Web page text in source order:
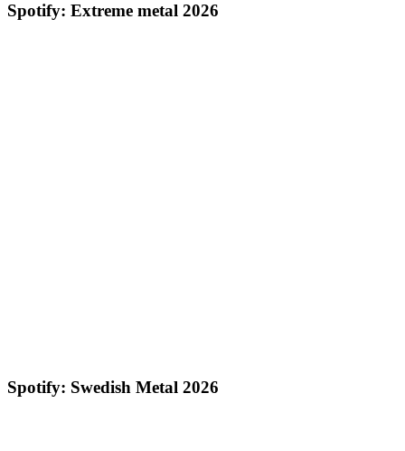
Spotify: Extreme metal 2026
Spotify: Swedish Metal 2026